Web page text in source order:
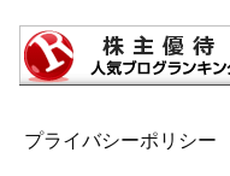
プライバシーポリシー